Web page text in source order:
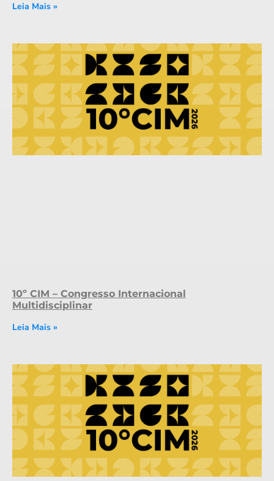
Leia Mais »
10º CIM – Congresso Internacional
Multidisciplinar
Leia Mais »